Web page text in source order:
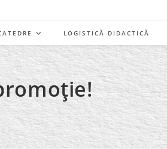
LOGISTICĂ DIDACTICĂ